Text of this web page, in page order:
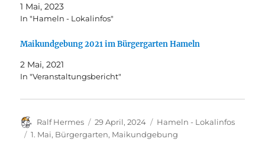
1 Mai, 2023
In "Hameln - Lokalinfos"
Maikundgebung 2021 im Bürgergarten Hameln
2 Mai, 2021
In "Veranstaltungsbericht"
Autor
Ralf Hermes
Veröffentlicht
am
29 April, 2024 Kategorien
Hameln - Lokalinfos
Schlagwörter
1. Mai, Bürgergarten, Maikundgebung